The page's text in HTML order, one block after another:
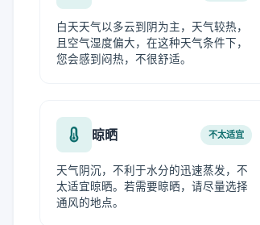
白天天气以多云到阴为主，天气较热，
且空气湿度偏大，在这种天气条件下，
您会感到闷热，不很舒适。
晾晒 不太适宜
天气阴沉，不利于水分的迅速蒸发，不
太适宜晾晒。若需要晾晒，请尽量选择
通风的地点。